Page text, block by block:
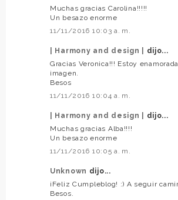
Muchas gracias Carolina!!!!!
Un besazo enorme
11/11/2016 10:03 a. m.
| Harmony and design |
dijo...
Gracias Veronica!!! Estoy
imagen.
Besos
11/11/2016 10:04 a. m.
| Harmony and design |
dijo...
Muchas gracias Alba!!!!
Un besazo enorme
11/11/2016 10:05 a. m.
Unknown dijo...
¡Feliz Cumpleblog! :) A seguir
Besos.